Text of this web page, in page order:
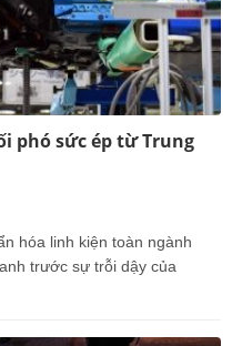
phó sức ép từ Trung
hóa linh kiện toàn ngành
trước sự trỗi dậy của